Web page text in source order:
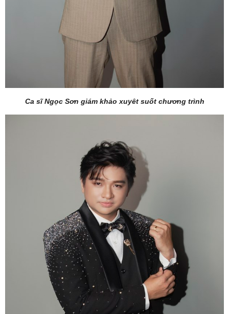
Ca sĩ Ngọc Sơn giám khảo xuyêt suốt chương trình